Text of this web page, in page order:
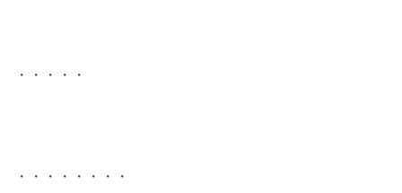
・・・・・
・・・・・・・・